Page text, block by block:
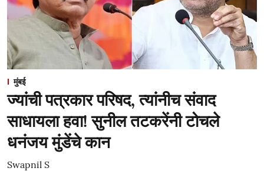
मुंबई
ज्यांची पत्रकार परिषद, त्यांनीच संवाद
साधायला हवा! सुनील तटकरेंनी टोचले
धनंजय मुंडेंचे कान
Swapnil S